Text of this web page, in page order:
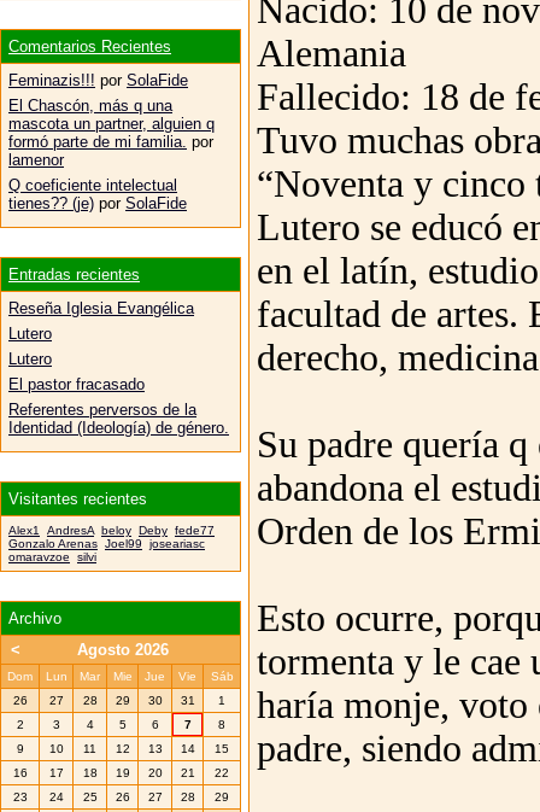
Nacido: 10 de
Alemania
Fallecido: 18 de
Tuvo muchas
“Noventa y cinco
Lutero se educó
en el latín,
facultad de artes.
derecho,
Su padre quería
abandona el
Orden de los
Esto ocurre,
tormenta y le cae
haría monje, voto
padre, siendo
Comentarios Recientes
Feminazis!!! por SolaFide
El Chascón, más q una
mascota un partner, alguien q
formó parte de mi familia. por
lamenor
Q coeficiente intelectual
tienes?? (je) por SolaFide
Entradas recientes
Reseña Iglesia Evangélica
Lutero
Lutero
El pastor fracasado
Referentes perversos de la
Identidad (Ideología) de género.
Visitantes recientes
Alex1 AndresA beloy Deby fede77
Gonzalo Arenas Joel99
joseariasc
omaravzoe
silvi
Archivo
<
Agosto 2026
Dom Lun Mar Mie Jue Vie
Sáb
26
27 28 29 30 31
1
2
3 4 5 6 7
8
9
10 11 12 13 14
15
16
17 18 19 20 21
22
23
24 25 26 27 28
29